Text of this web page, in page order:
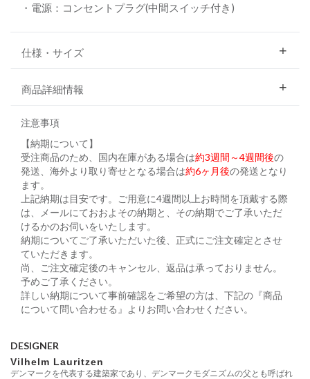
・電源：コンセントプラグ(中間スイッチ付き)
仕様・サイズ
商品詳細情報
注意事項
【納期について】
受注商品のため、国内在庫がある場合は約3週間～4週間後の
発送、海外より取り寄せとなる場合は約6ヶ月後の発送となり
ます。
上記納期は目安です。ご用意に4週間以上お時間を頂戴する際
は、メールにておおよその納期と、その納期でご了承いただ
けるかのお伺いをいたします。
納期についてご了承いただいた後、正式にご注文確定とさせ
ていただきます。
尚、ご注文確定後のキャンセル、返品は承っておりません。
予めご了承ください。
詳しい納期について事前確認をご希望の方は、下記の『商品
について問い合わせる』よりお問い合わせください。
DESIGNER
Vilhelm Lauritzen
デンマークを代表する建築家であり、デンマークモダニズムの父とも呼ばれ